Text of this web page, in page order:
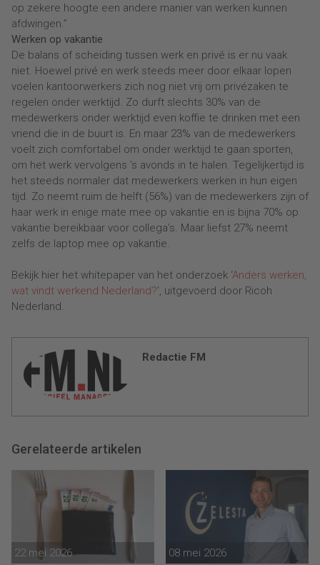
op zekere hoogte een andere manier van werken kunnen
afdwingen.”
Werken op vakantie
De balans of scheiding tussen werk en privé is er nu vaak
niet. Hoewel privé en werk steeds meer door elkaar lopen
voelen kantoorwerkers zich nog niet vrij om privézaken te
regelen onder werktijd. Zo durft slechts 30% van de
medewerkers onder werktijd even koffie te drinken met een
vriend die in de buurt is. En maar 23% van de medewerkers
voelt zich comfortabel om onder werktijd te gaan sporten,
om het werk vervolgens ’s avonds in te halen. Tegelijkertijd is
het steeds normaler dat medewerkers werken in hun eigen
tijd. Zo neemt ruim de helft (56%) van de medewerkers zijn of
haar werk in enige mate mee op vakantie en is bijna 70% op
vakantie bereikbaar voor collega’s. Maar liefst 27% neemt
zelfs de laptop mee op vakantie.
Bekijk hier het whitepaper van het onderzoek ‘Anders werken,
wat vindt werkend Nederland?’, uitgevoerd door Ricoh
Nederland.
Redactie FM
Gerelateerde artikelen
22 mei 2026 08 mei 2026